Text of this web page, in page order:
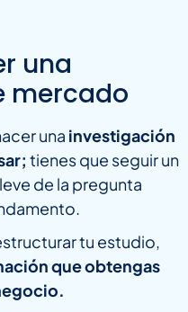
una
mercado
una investigación
tienes que seguir un
de la pregunta
tu estudio,
que obtengas